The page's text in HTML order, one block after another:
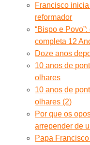
Francisco
reformador
“Bispo e
completa 12
Doze anos
10 anos de
olhares
10 anos de
olhares (2)
Por que os
arrepender de
Papa